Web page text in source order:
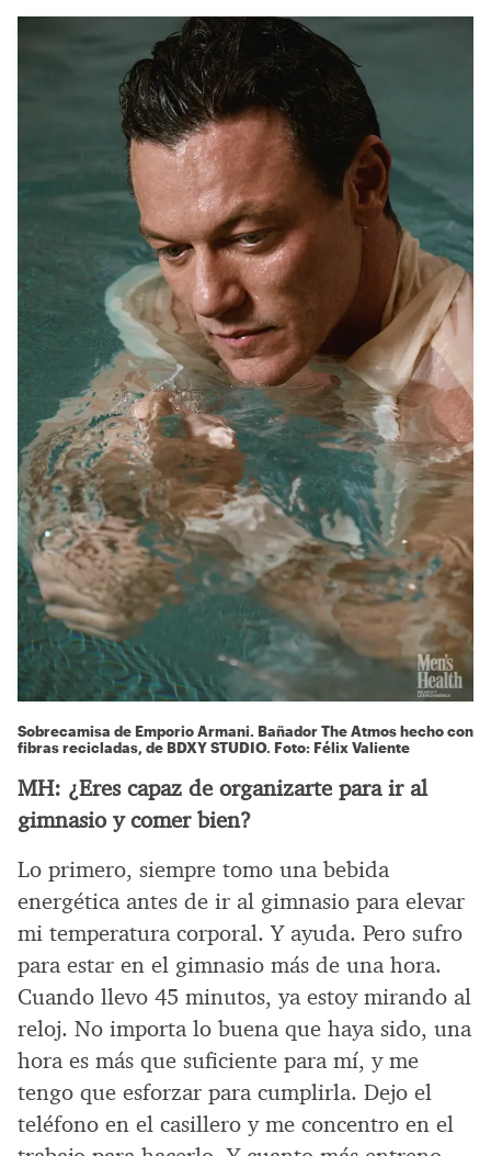
Sobrecamisa de Emporio Armani. Bañador The Atmos hecho con
fibras recicladas, de BDXY STUDIO. Foto: Félix Valiente
MH: ¿Eres capaz de organizarte para ir al
gimnasio y comer bien?
Lo primero, siempre tomo una bebida
energética antes de ir al gimnasio para elevar
mi temperatura corporal. Y ayuda. Pero sufro
para estar en el gimnasio más de una hora.
Cuando llevo 45 minutos, ya estoy mirando al
reloj. No importa lo buena que haya sido, una
hora es más que suficiente para mí, y me
tengo que esforzar para cumplirla. Dejo el
teléfono en el casillero y me concentro en el